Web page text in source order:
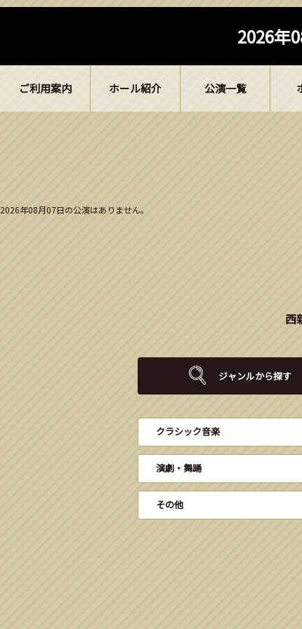
2026年
ご利用案内 ホール紹介 公演一覧
2026年08月07日の公演はありません。
西
ジャンルから探す
クラシック音楽
演劇・舞踊
その他